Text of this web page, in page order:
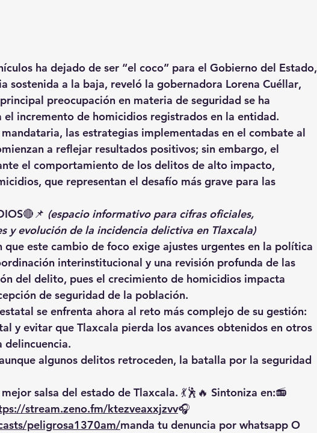
ha dejado de ser “el coco” para el Gobierno del Estado,
sostenida a la baja, reveló la gobernadora Lorena Cuéllar,
principal preocupación en materia de seguridad se ha
el incremento de homicidios registrados en la entidad.
las estrategias implementadas en el combate al
a reflejar resultados positivos; sin embargo, el
el comportamiento de los delitos de alto impacto,
que representan el desafío más grave para las
🔴📌 (espacio informativo para cifras oficiales,
y evolución de la incidencia delictiva en Tlaxcala)
este cambio de foco exige ajustes urgentes en la política
interinstitucional y una revisión profunda de las
del delito, pues el crecimiento de homicidios impacta
de seguridad de la población.
se enfrenta ahora al reto más complejo de su gestión:
y evitar que Tlaxcala pierda los avances obtenidos en otros
delincuencia.
algunos delitos retroceden, la batalla por la seguridad
salsa del estado de Tlaxcala. 💃🕺🔥 Sintoniza en:📻
stream.zeno.fm/ktezveaxxjzvv🎧
peligrosa1370am/manda tu denuncia por whatsapp O